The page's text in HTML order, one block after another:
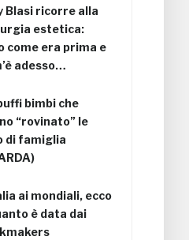
Blasi ricorre alla
estetica:
come era prima e
adesso…
bimbi che
“rovinato” le
di famiglia
ai mondiali, ecco
è data dai